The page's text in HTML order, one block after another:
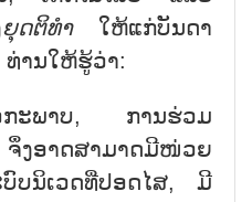
ຍຸດຕິທຳໃຫ້ແກ່ບັນດາ
ານໃຫ້ຮູ້ວ່າ:
ອກະພາບ, ການຮ່ວມ
ອາດສາມາດມີໜ່ວຍ
ບນິເວດທີ່ປອດໄສ, ມີ